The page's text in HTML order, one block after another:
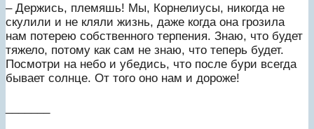
– Держись, племяшь! Мы, Корнелиусы, никогда не
скулили и не кляли жизнь, даже когда она грозила
нам потерею собственного терпения. Знаю, что будет
тяжело, потому как сам не знаю, что теперь будет.
Посмотри на небо и убедись, что после бури всегда
бывает солнце. От того оно нам и дороже!